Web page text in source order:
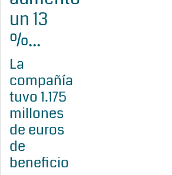
un 13
%...
La
compañía
tuvo 1.175
millones
de euros
de
beneficio